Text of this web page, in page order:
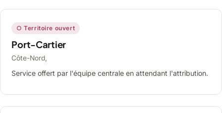
○ Territoire ouvert
Port-Cartier
Côte-Nord,
Service offert par l'équipe centrale en attendant l'attribution.